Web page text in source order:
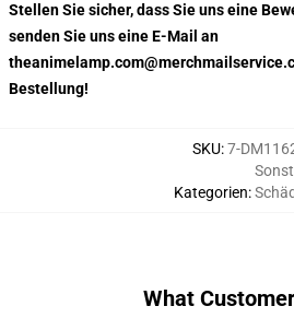
Stellen Sie sicher, dass Sie uns eine
senden Sie uns eine E-Mail an
Bestellung!
SKU:7-
Kategorien:
What